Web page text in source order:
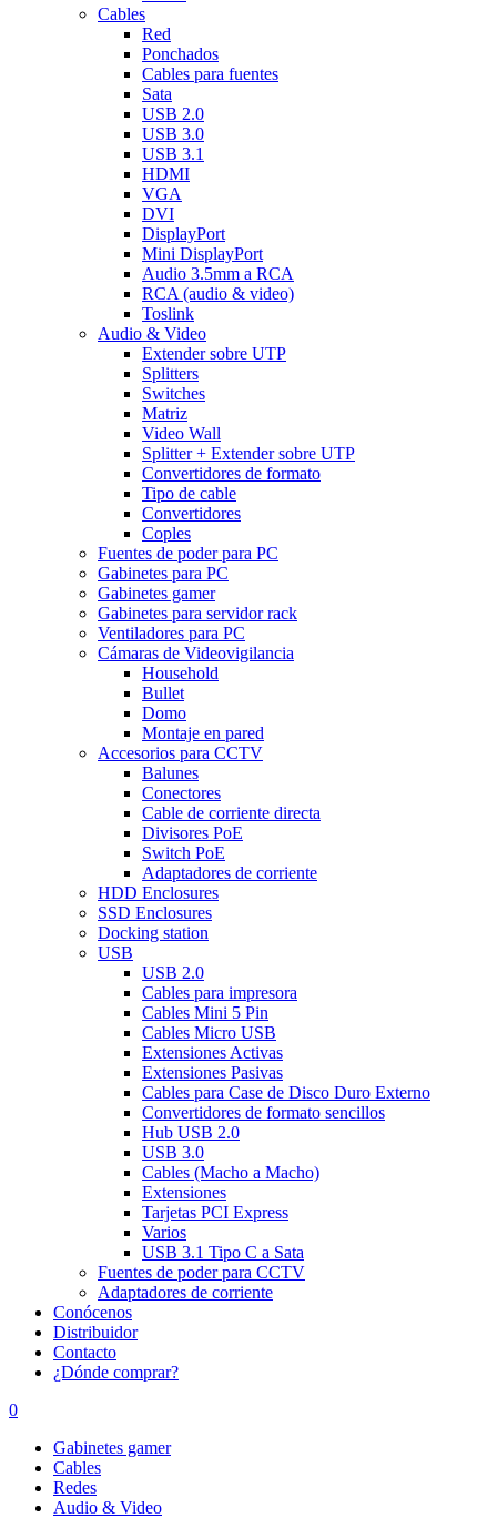
Cables
Red
Ponchados
Cables para fuentes
Sata
USB 2.0
USB 3.0
USB 3.1
HDMI
VGA
DVI
DisplayPort
Mini DisplayPort
Audio 3.5mm a RCA
RCA (audio & video)
Toslink
Audio & Video
Extender sobre UTP
Splitters
Switches
Matriz
Video Wall
Splitter + Extender sobre UTP
Convertidores de formato
Tipo de cable
Convertidores
Coples
Fuentes de poder para PC
Gabinetes para PC
Gabinetes gamer
Gabinetes para servidor rack
Ventiladores para PC
Cámaras de Videovigilancia
Household
Bullet
Domo
Montaje en pared
Accesorios para CCTV
Balunes
Conectores
Cable de corriente directa
Divisores PoE
Switch PoE
Adaptadores de corriente
HDD Enclosures
SSD Enclosures
Docking station
USB
USB 2.0
Cables para impresora
Cables Mini 5 Pin
Cables Micro USB
Extensiones Activas
Extensiones Pasivas
Cables para Case de Disco Duro Externo
Convertidores de formato sencillos
Hub USB 2.0
USB 3.0
Cables (Macho a Macho)
Extensiones
Tarjetas PCI Express
Varios
USB 3.1 Tipo C a Sata
Fuentes de poder para CCTV
Adaptadores de corriente
Conócenos
Distribuidor
Contacto
¿Dónde comprar?
0
Gabinetes gamer
Cables
Redes
Audio & Video